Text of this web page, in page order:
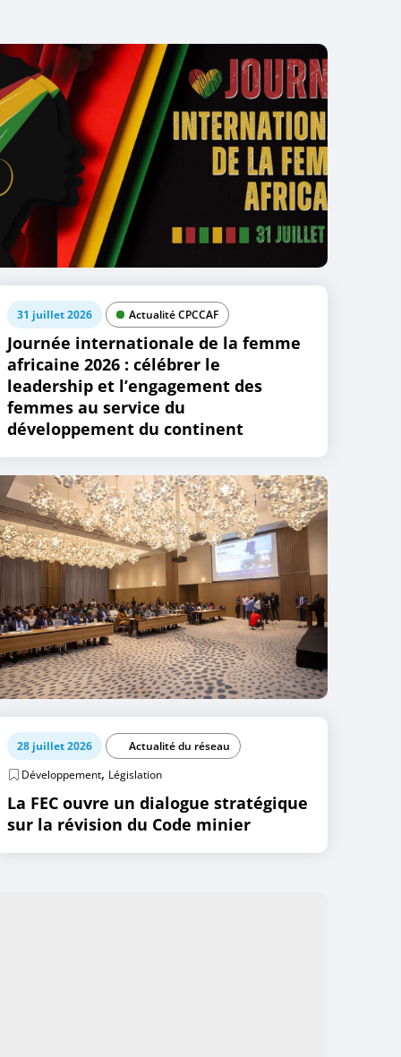
31 juillet 2026 Actualité CPCCAF
Journée internationale de la femme
africaine 2026 : célébrer le
leadership et l’engagement des
femmes au service du
développement du continent
28 juillet 2026
Actualité du réseau
Développement, Législation
La FEC ouvre un dialogue stratégique
sur la révision du Code minier